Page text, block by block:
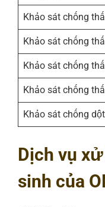
Khảo sát chống
Khảo sát chống
Khảo sát chống
Khảo sát chống
Khảo sát chống dột
Dịch vụ
sinh của